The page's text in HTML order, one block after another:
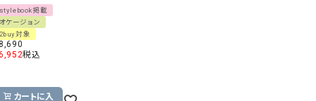
stylebook掲載
オケージョン
2buy対象
8,690
税込
カートに入